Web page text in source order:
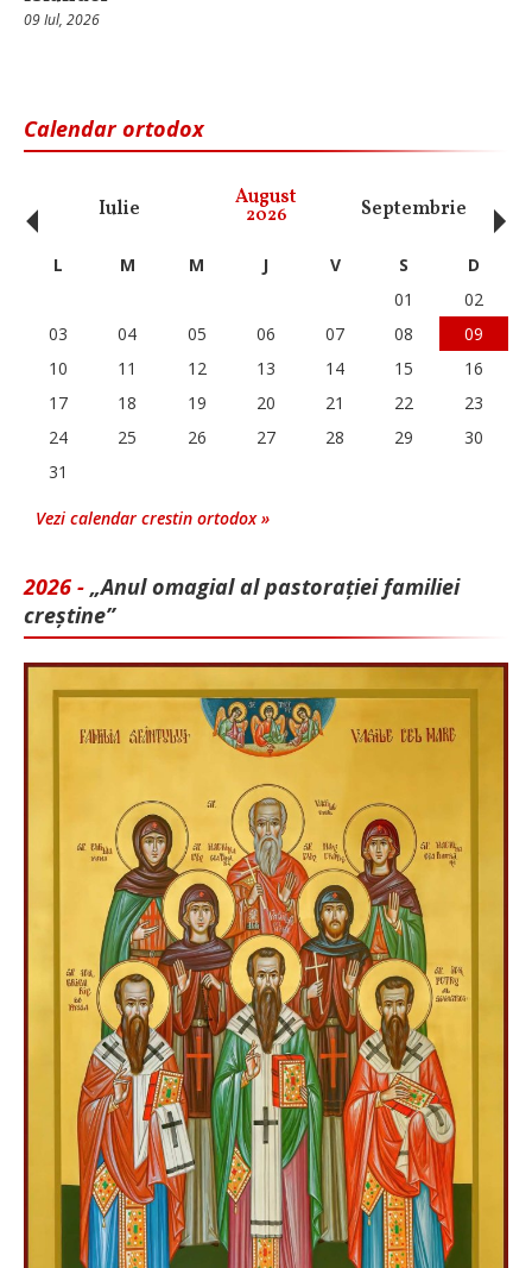
09 Iul, 2026
Calendar ortodox
Iulie August
2026 Septembrie
‹ L M M J V S
D
01
02
03
04 05 06 07 08
09
10
11 12 13 14 15
16
17
18 19 20 21 22
23
24
25 26 27 28 29
30
31
Vezi calendar crestin ortodox »
2026 - „Anul omagial al pastorației familiei
creștine”